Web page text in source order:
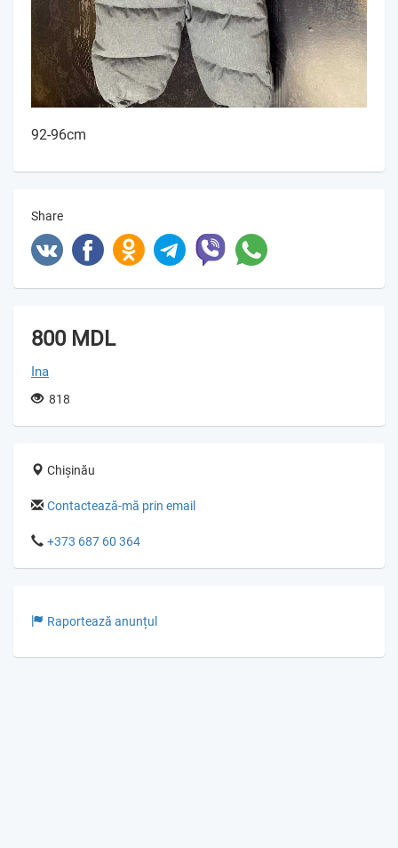
92-96cm
Share
800 MDL
Ina
818
Chișinău
Contactează-mă prin email
+373 687 60 364
Raportează anunțul